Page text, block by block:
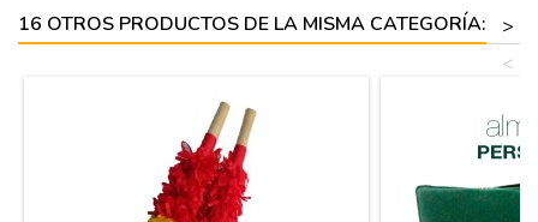
16 OTROS PRODUCTOS DE LA MISMA CATEGORÍA:
>
<